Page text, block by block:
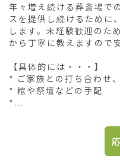
年々増え続ける葬斎場で
スを提供し続けるために
します。未経験歓迎のた
から丁寧に教えますので
【具体的には・・・】
* ご家族との打ち合わせ
* 棺や祭壇などの手配
*...